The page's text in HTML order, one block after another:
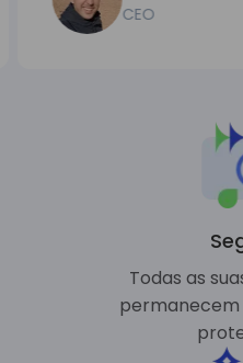
CEO
Todas as
permanecem